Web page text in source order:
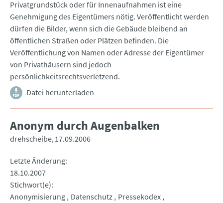
Privatgrundstück oder für Innenaufnahmen ist eine
Genehmigung des Eigentümers nötig. Veröffentlicht werden
dürfen die Bilder, wenn sich die Gebäude bleibend an
öffentlichen Straßen oder Plätzen befinden. Die
Veröffentlichung von Namen oder Adresse der Eigentümer
von Privathäusern sind jedoch
persönlichkeitsrechtsverletzend.
Datei herunterladen
Anonym durch Augenbalken
drehscheibe 17.09.2006
Letzte Änderung
18.10.2007
Stichwort(e)
Anonymisierung Datenschutz Pressekodex